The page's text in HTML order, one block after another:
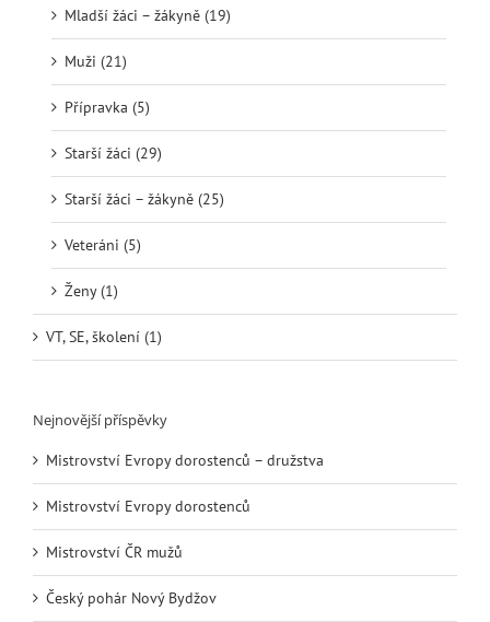
Mladší žáci – žákyně (19)
Muži (21)
Přípravka (5)
Starší žáci (29)
Starší žáci – žákyně (25)
Veteráni (5)
Ženy (1)
VT, SE, školení (1)
Nejnovější příspěvky
Mistrovství Evropy dorostenců – družstva
Mistrovství Evropy dorostenců
Mistrovství ČR mužů
Český pohár Nový Bydžov